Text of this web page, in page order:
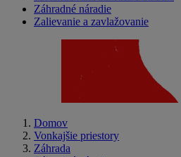
Záhradné náradie
Zalievanie a zavlažovanie
Domov
Vonkajšie priestory
Záhrada